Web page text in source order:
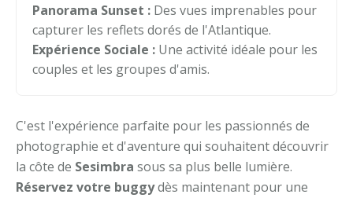
Panorama Sunset : Des vues imprenables pour
capturer les reflets dorés de l'Atlantique.
Expérience Sociale : Une activité idéale pour les
couples et les groupes d'amis.
C'est l'expérience parfaite pour les passionnés de
photographie et d'aventure qui souhaitent découvrir
la côte de Sesimbra sous sa plus belle lumière.
Réservez votre buggydès maintenant pour une